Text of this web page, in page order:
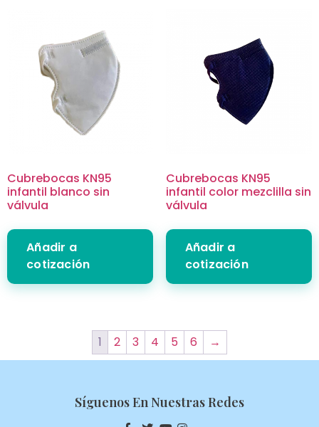
Cubrebocas KN95
infantil blanco sin
válvula
Añadir a
cotización
Cubrebocas KN95
infantil color mezclilla sin
válvula
Añadir a
cotización
1 2 3 4 5 6 →
Síguenos En Nuestras Redes